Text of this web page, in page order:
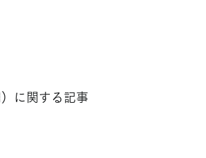
に関する記事